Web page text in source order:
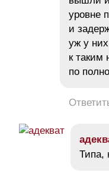
уровне
и
уж у
к таким
по
Типа,